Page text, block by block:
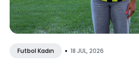
Futbol Kadın • 18 JUL, 2026